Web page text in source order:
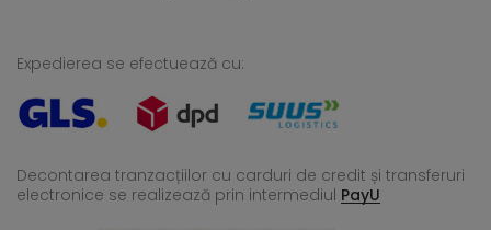
Expedierea se efectuează cu:
Decontarea tranzacțiilor cu carduri de credit și transferuri
electronice se realizează prin intermediul PayU